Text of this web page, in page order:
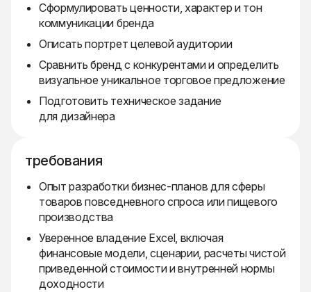
Сформулировать ценности, характер и тон
коммуникации бренда
Описать портрет целевой аудитории
Сравнить бренд с конкурентами и определить
визуальное уникальное торговое предложение
Подготовить техническое задание
для дизайнера
требования
Опыт разработки бизнес-планов для сферы
товаров повседневного спроса или пищевого
производства
Уверенное владение Excel, включая
финансовые модели, сценарии, расчеты чистой
приведенной стоимости и внутренней нормы
доходности